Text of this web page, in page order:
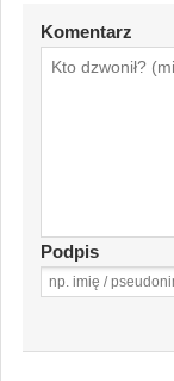
Komentarz
Podpis